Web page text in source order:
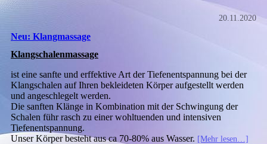
20.11.2020
Neu: Klangmassage
Klangschalenmassage
ist eine sanfte und erffektive Art der Tiefenentspannung bei der
Klangschalen auf Ihren bekleideten Körper aufgestellt werden
und angeschlegelt werden.
Die sanften Klänge in Kombination mit der Schwingung der
Schalen führ rasch zu einer wohltuenden und intensiven
Tiefenentspannung.
Unser Körper besteht aus ca 70-80% aus Wasser. [Mehr lesen…]